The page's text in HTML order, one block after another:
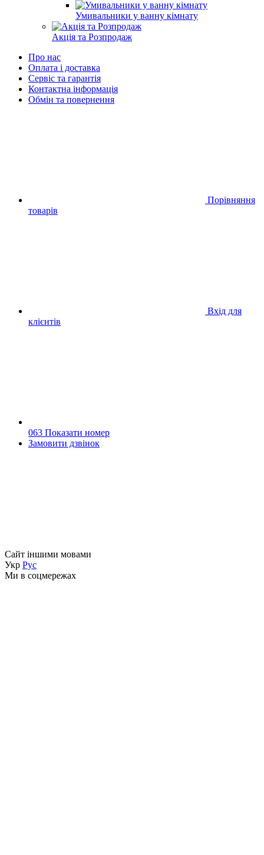
Умивальники у ванну кімнату
Акція та Розпродаж
Про нас
Оплата і доставка
Сервіс та гарантія
Контактна інформація
Обмін та повернення
Порівняння
товарів
Вхід для
клієнтів
063 Показати номер
Замовити дзвінок
Сайт іншими мовами
Укр Рус
Ми в соцмережах